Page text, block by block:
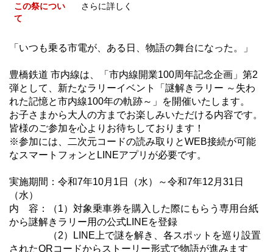
この祭につい
て
さらに詳しく
「いつも乗る市電が、ある日、物語の舞台になった。」
豊橋鉄道 市内線は、「市内線開業100周年記念企画」第2
弾として、新たなラリーイベント「謎解きラリー ～失わ
れた記憶と市内線100年の軌跡～」を開催いたします。
お子さまから大人の方までお楽しみいただける内容です。
皆様のご参加を心よりお待ちしております！
※参加には、二次元コードの読み取りとWEB接続が可能
なスマートフォンとLINEアプリが必要です。
実施期間：令和7年10月1日（水）～令和7年12月31日
（水）
内 容：（1）対象乗車券を購入した際にもらう専用台紙
から謎解きラリー用の公式LINEを登録
（2）LINE上で謎を解き、各スポットを巡り設置
されたQRコードからストーリー形式で物語が進みます